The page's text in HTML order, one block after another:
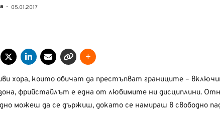
- 05.01.2017
хора, които обичат да престъпват границите –
фрийстайлът е една от любимите ни дисциплини.
можеш да се държиш, докато се намираш в свободно